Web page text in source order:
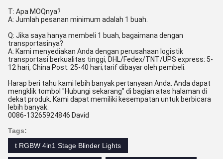
T: Apa MOQnya?
A: Jumlah pesanan minimum adalah 1 buah.
Q: Jika saya hanya membeli 1 buah, bagaimana dengan
transportasinya?
A: Kami menyediakan Anda dengan perusahaan logistik
transportasi berkualitas tinggi, DHL/Fedex/TNT/UPS express: 5-
12 hari, China Post: 25-40 hari;tarif dibayar oleh pembeli.
Harap beri tahu kami lebih banyak pertanyaan Anda. Anda dapat
mengklik tombol "Hubungi sekarang" di bagian atas halaman di
dekat produk. Kami dapat memiliki kesempatan untuk berbicara
lebih banyak.
0086-13265924846 David
Tags:
t RGBW 4in1 Stage Blinder Lights